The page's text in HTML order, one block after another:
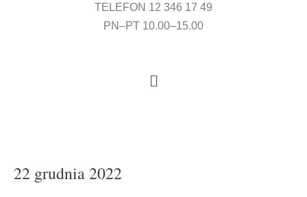
TELEFON 12 346 17 49
PN–PT 10.00–15.00
Menu
22 grudnia 2022